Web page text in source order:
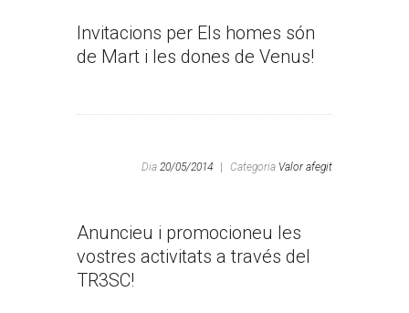
Invitacions per Els homes són
de Mart i les dones de Venus!
Dia 20/05/2014 Categoria Valor afegit
Anuncieu i promocioneu les
vostres activitats a través del
TR3SC!